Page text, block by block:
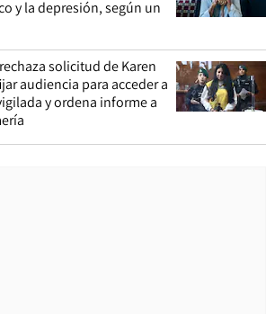
y la depresión, según un
solicitud de Karen
audiencia para acceder a
y ordena informe a